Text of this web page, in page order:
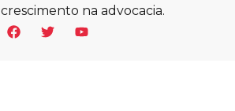
crescimento na advocacia.